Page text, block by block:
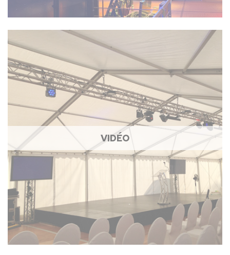
VIDÉO